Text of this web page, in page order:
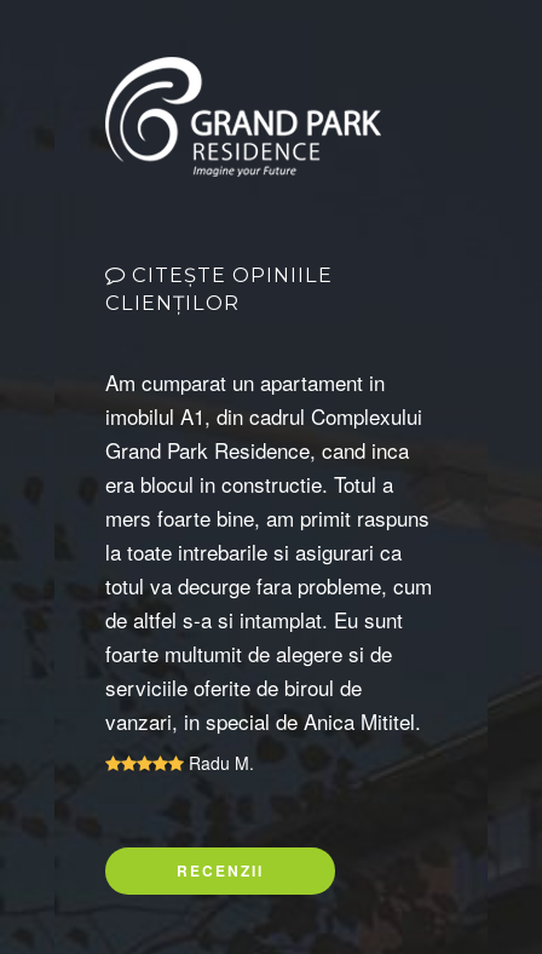
CITEȘTE OPINIILE
CLIENȚILOR
Am cumparat un apartament in
imobilul A1, din cadrul Complexului
Grand Park Residence, cand inca
era blocul in constructie. Totul a
mers foarte bine, am primit raspuns
la toate intrebarile si asigurari ca
totul va decurge fara probleme, cum
de altfel s-a si intamplat. Eu sunt
foarte multumit de alegere si de
serviciile oferite de biroul de
vanzari, in special de Anica Mititel.
Radu M.
RECENZII